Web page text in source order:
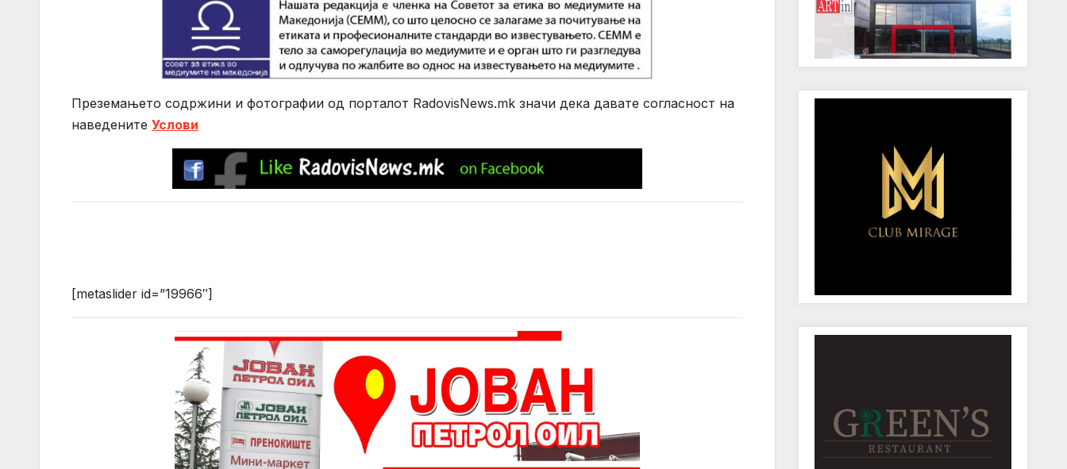
Преземањето содржини и фотографии од порталот RadovisNews.mk значи дека давате согласност на
нaведените Услови
[metaslider id=”19966″]